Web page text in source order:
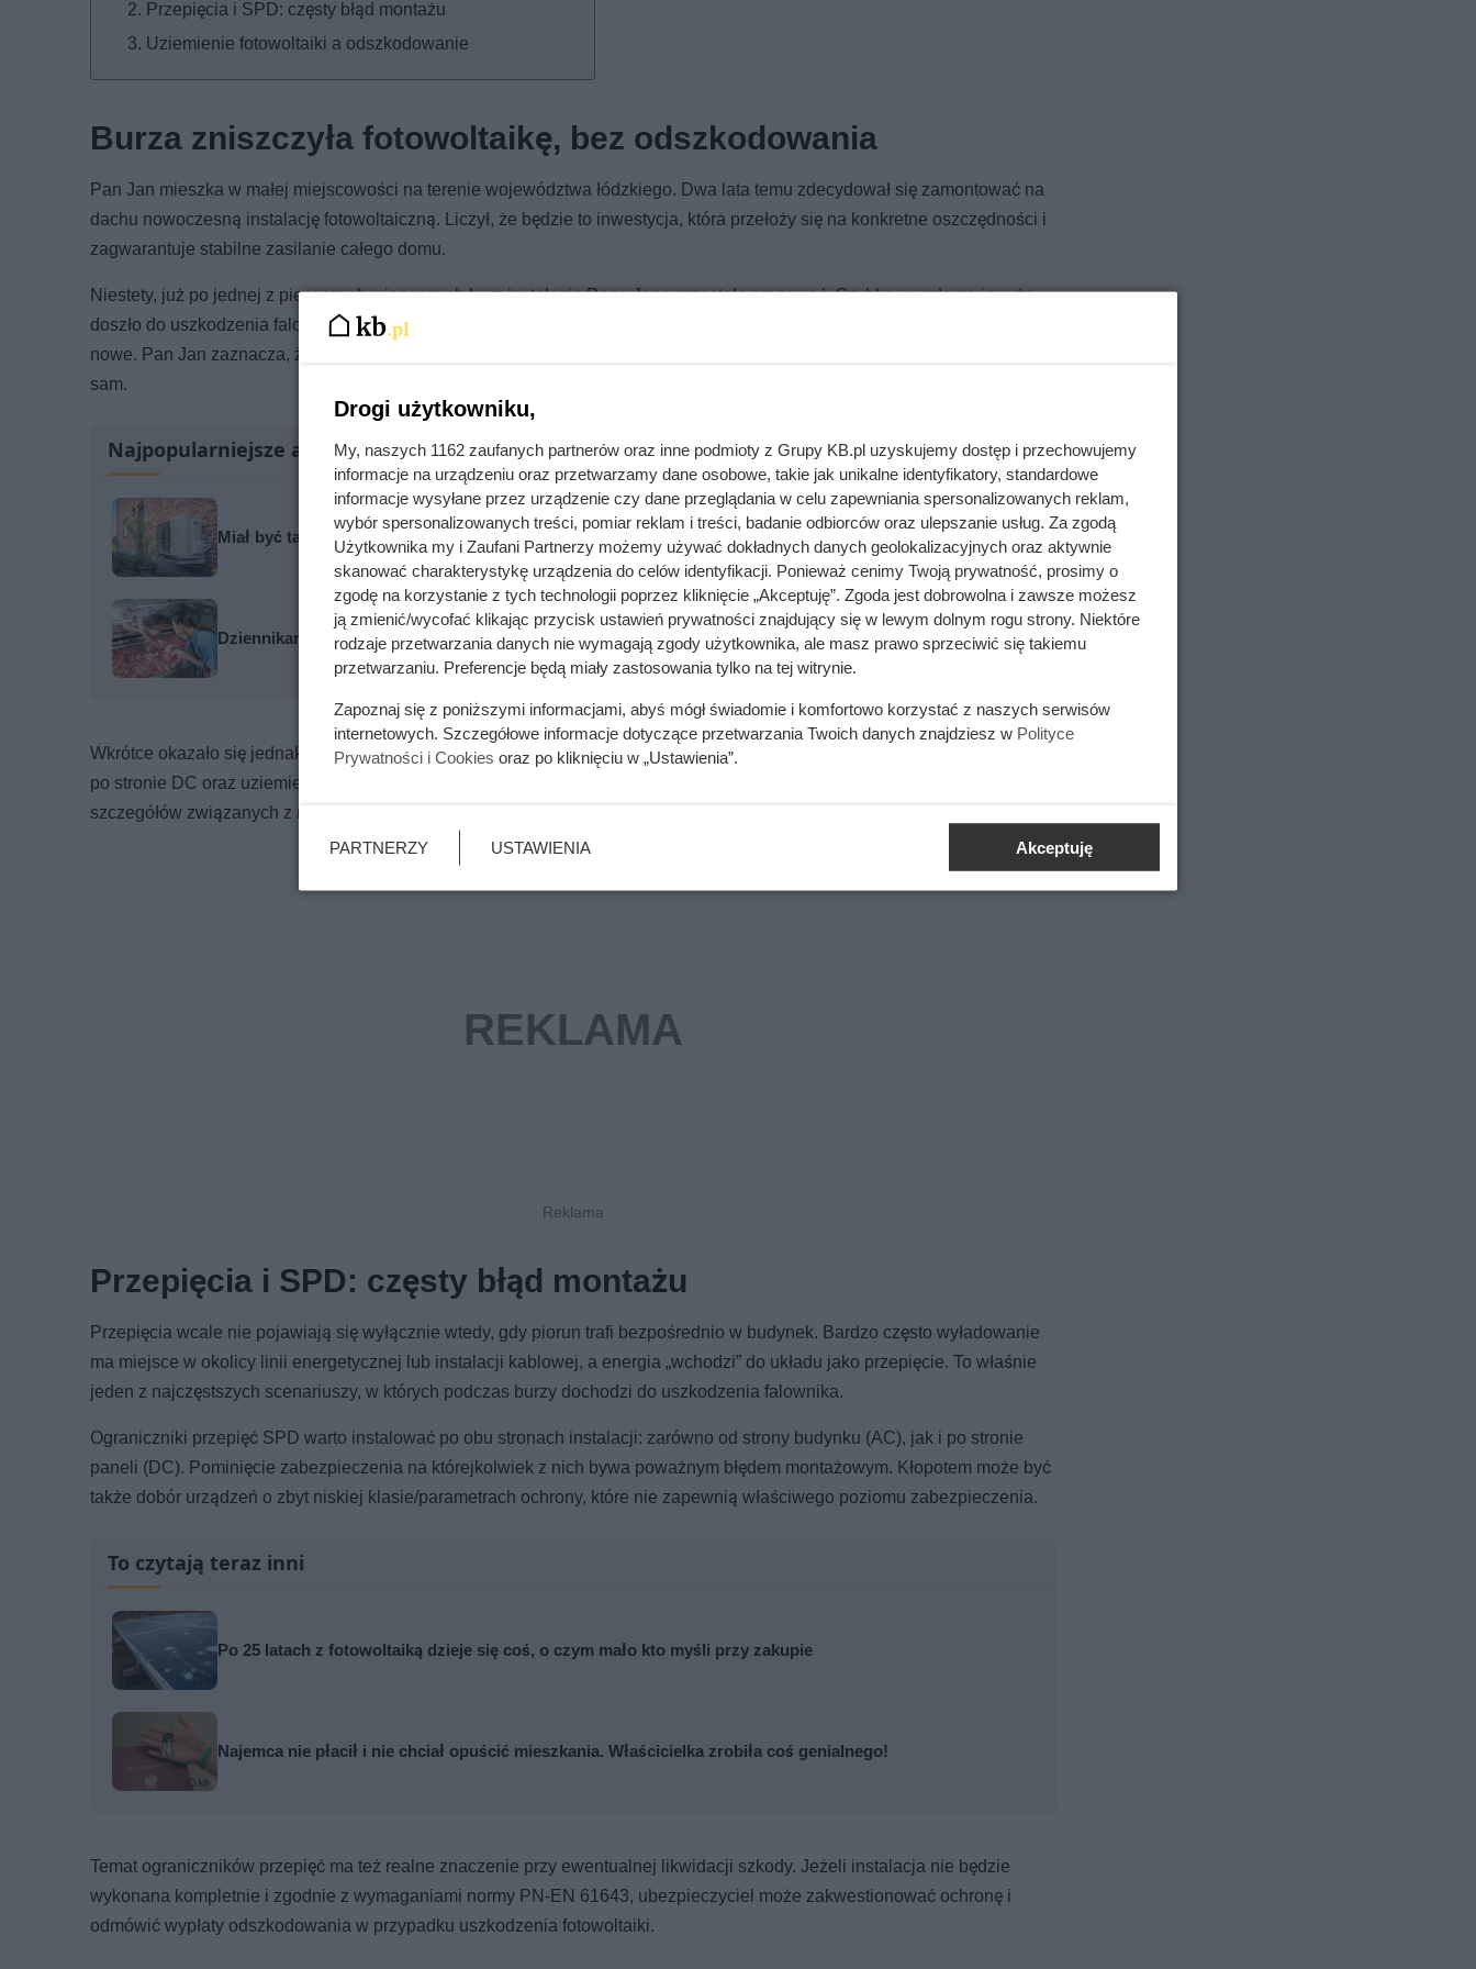
Przepięcia i SPD: częsty błąd montażu
Uziemienie fotowoltaiki a odszkodowanie
Burza zniszczyła fotowoltaikę, bez odszkodowania
Pan Jan mieszka w małej miejscowości na terenie województwa łódzkiego. Dwa lata temu zdecydował się zamontować na
dachu nowoczesną instalację fotowoltaiczną. Liczył, że będzie to inwestycja, która przełoży się na konkretne oszczędności i
zagwarantuje stabilne zasilanie całego domu.
Niestety, już po jednej z pierwszych wiosennych burz instalacja Pana Jana przestała pracować. Szybko wyszło na jaw, że
doszło do uszkodzenia falownika oraz jednego z paneli. Część elementów wymagała naprawy, a część — wymiany na
nowe. Pan Jan zaznacza, że wykupił ubezpieczenie fotowoltaiki właśnie po to, by w podobnej sytuacji nie zostać z kosztami
sam.
Najpopularniejsze artykuły
Miał być tani sposób na ogrzewanie. Wiele osób rozczarowuje się już po pierwszym sezonie
Dziennikarze ujawnili pochodzenie mięsa z Dino. Klienci zaskoczeni
Wkrótce okazało się jednak, że ubezpieczyciel odmówił wypłaty odszkodowania. Powodem był brak ogranicznika przepięć
po stronie DC oraz uziemienie wykonane w sposób minimalnie różniący się od projektu. Pan Jan nie dopilnował wszystkich
szczegółów związanych z montażem — i w efekcie musiał pokryć koszty naprawy z własnej kieszeni.
Przepięcia i SPD: częsty błąd montażu
Przepięcia wcale nie pojawiają się wyłącznie wtedy, gdy piorun trafi bezpośrednio w budynek. Bardzo często wyładowanie
ma miejsce w okolicy linii energetycznej lub instalacji kablowej, a energia „wchodzi” do układu jako przepięcie. To właśnie
jeden z najczęstszych scenariuszy, w których podczas burzy dochodzi do uszkodzenia falownika.
Ograniczniki przepięć SPD warto instalować po obu stronach instalacji: zarówno od strony budynku (AC), jak i po stronie
paneli (DC). Pominięcie zabezpieczenia na którejkolwiek z nich bywa poważnym błędem montażowym. Kłopotem może być
także dobór urządzeń o zbyt niskiej klasie/parametrach ochrony, które nie zapewnią właściwego poziomu zabezpieczenia.
To czytają teraz inni
Po 25 latach z fotowoltaiką dzieje się coś, o czym mało kto myśli przy zakupie
Najemca nie płacił i nie chciał opuścić mieszkania. Właścicielka zrobiła coś genialnego!
Temat ograniczników przepięć ma też realne znaczenie przy ewentualnej likwidacji szkody. Jeżeli instalacja nie będzie
wykonana kompletnie i zgodnie z wymaganiami normy PN-EN 61643, ubezpieczyciel może zakwestionować ochronę i
odmówić wypłaty odszkodowania w przypadku uszkodzenia fotowoltaiki.
Drogi użytkowniku,
My, naszych 1162 zaufanych partnerów oraz inne podmioty z Grupy KB.pl uzyskujemy dostęp i przechowujemy
informacje na urządzeniu oraz przetwarzamy dane osobowe, takie jak unikalne identyfikatory, standardowe
informacje wysyłane przez urządzenie czy dane przeglądania w celu zapewniania spersonalizowanych reklam,
wybór spersonalizowanych treści, pomiar reklam i treści, badanie odbiorców oraz ulepszanie usług. Za zgodą
Użytkownika my i Zaufani Partnerzy możemy używać dokładnych danych geolokalizacyjnych oraz aktywnie
skanować charakterystykę urządzenia do celów identyfikacji. Ponieważ cenimy Twoją prywatność, prosimy o
zgodę na korzystanie z tych technologii poprzez kliknięcie „Akceptuję”. Zgoda jest dobrowolna i zawsze możesz
ją zmienić/wycofać klikając przycisk ustawień prywatności znajdujący się w lewym dolnym rogu strony. Niektóre
rodzaje przetwarzania danych nie wymagają zgody użytkownika, ale masz prawo sprzeciwić się takiemu
przetwarzaniu. Preferencje będą miały zastosowania tylko na tej witrynie.
Zapoznaj się z poniższymi informacjami, abyś mógł świadomie i komfortowo korzystać z naszych serwisów
internetowych. Szczegółowe informacje dotyczące przetwarzania Twoich danych znajdziesz w Polityce
Prywatności i Cookies oraz po kliknięciu w „Ustawienia”.
PARTNERZY USTAWIENIA Akceptuję